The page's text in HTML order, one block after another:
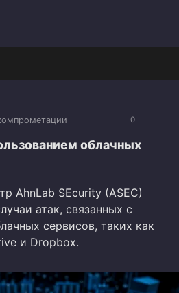
0
облачных
AhnLab SEcurity (ASEC)
атак, связанных с
сервисов, таких как
и Dropbox.